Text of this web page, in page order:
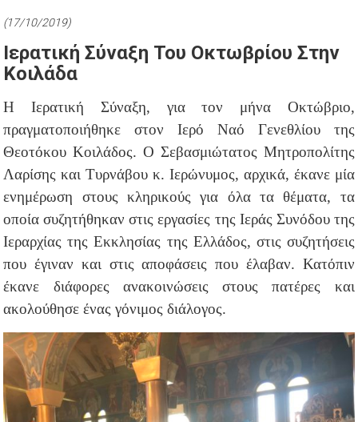
(17/10/2019)
Ιερατική Σύναξη Του Οκτωβρίου Στην
Κοιλάδα
Η Ιερατική Σύναξη, για τον μήνα Οκτώβριο,
πραγματοποιήθηκε στον Ιερό Ναό Γενεθλίου της
Θεοτόκου Κοιλάδος. Ο Σεβασμιώτατος Μητροπολίτης
Λαρίσης και Τυρνάβου κ. Ιερώνυμος, αρχικά, έκανε μία
ενημέρωση στους κληρικούς για όλα τα θέματα, τα
οποία συζητήθηκαν στις εργασίες της Ιεράς Συνόδου της
Ιεραρχίας της Εκκλησίας της Ελλάδος, στις συζητήσεις
που έγιναν και στις αποφάσεις που έλαβαν. Κατόπιν
έκανε διάφορες ανακοινώσεις στους πατέρες και
ακολούθησε ένας γόνιμος διάλογος.